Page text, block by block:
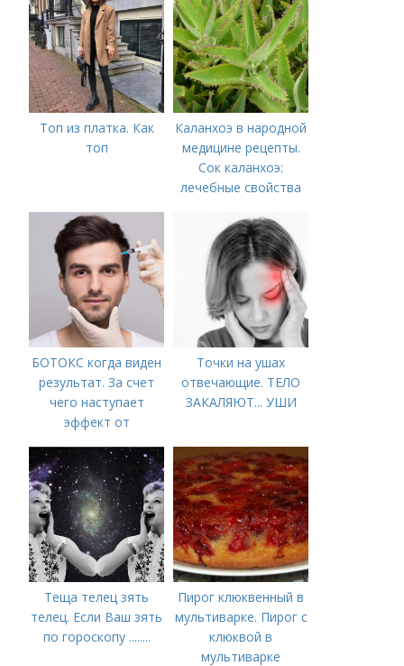
клавиатура: все, что
должны знать о ней
пользователи
Топ из платка. Как
топ
Каланхоэ в народной
медицине рецепты.
Сок каланхоэ:
лечебные свойства
БОТОКС когда виден
результат. За счет
чего наступает
эффект от
Точки на ушах
отвечающие. ТЕЛО
ЗАКАЛЯЮТ... УШИ
Теща телец зять
телец. Если Ваш зять
по гороскопу ........
Пирог клюквенный в
мультиварке. Пирог с
клюквой в
мультиварке